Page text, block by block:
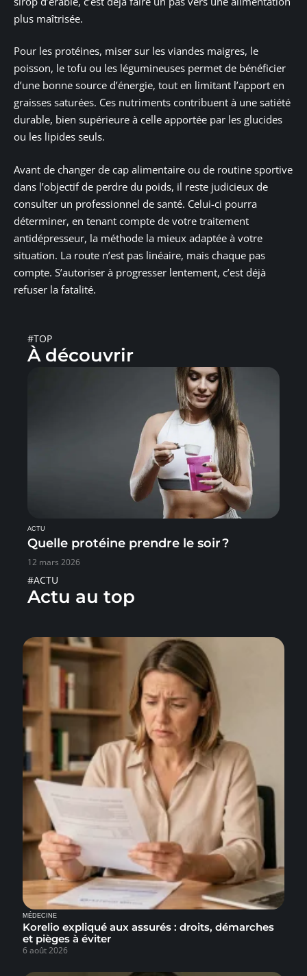
plus maîtrisée.
Pour les protéines, miser sur les viandes maigres, le
poisson, le tofu ou les légumineuses permet de bénéficier
d’une bonne source d’énergie, tout en limitant l’apport en
graisses saturées. Ces nutriments contribuent à une satiété
durable, bien supérieure à celle apportée par les glucides
ou les lipides seuls.
Avant de changer de cap alimentaire ou de routine sportive
dans l’objectif de perdre du poids, il reste judicieux de
consulter un professionnel de santé. Celui-ci pourra
déterminer, en tenant compte de votre traitement
antidépresseur, la méthode la mieux adaptée à votre
situation. La route n’est pas linéaire, mais chaque pas
compte. S’autoriser à progresser lentement, c’est déjà
refuser la fatalité.
#TOP
À découvrir
ACTU
Quelle protéine prendre le soir ?
12 mars 2026
#ACTU
Actu au top
MÉDECINE
Korelio expliqué aux assurés : droits, démarches
et pièges à éviter
6 août 2026